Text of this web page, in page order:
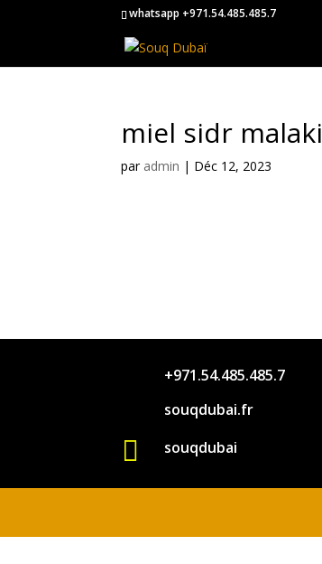
whatsapp +971.54.485.485.7
miel sidr malaki
par admin | Déc 12, 2023
+971.54.485.485.7
souqdubai.fr
 souqdubai